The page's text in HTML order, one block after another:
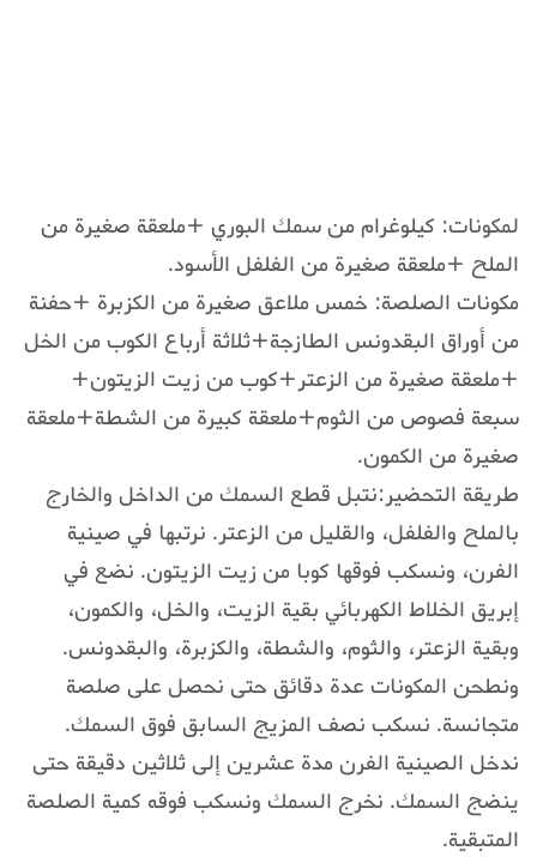
لمكونات: كيلوغرام من سمك البوري +ملعقة صغيرة من
الملح +ملعقة صغيرة من الفلفل الأسود.
مكونات الصلصة: خمس ملاعق صغيرة من الكزبرة +حفنة
من أوراق البقدونس الطازجة+ثلاثة أرباع الكوب من الخل
+ملعقة صغيرة من الزعتر+كوب من زيت الزيتون+
سبعة فصوص من الثوم+ملعقة كبيرة من الشطة+ملعقة
صغيرة من الكمون.
طريقة التحضير:نتبل قطع السمك من الداخل والخارج
بالملح والفلفل، والقليل من الزعتر. نرتبها في صينية
الفرن، ونسكب فوقها كوبا من زيت الزيتون. نضع في
إبريق الخلاط الكهربائي بقية الزيت، والخل، والكمون،
وبقية الزعتر، والثوم، والشطة، والكزبرة، والبقدونس.
ونطحن المكونات عدة دقائق حتى نحصل على صلصة
متجانسة. نسكب نصف المزيج السابق فوق السمك.
ندخل الصينية الفرن مدة عشرين إلى ثلاثين دقيقة حتى
ينضج السمك. نخرج السمك ونسكب فوقه كمية الصلصة
المتبقية.